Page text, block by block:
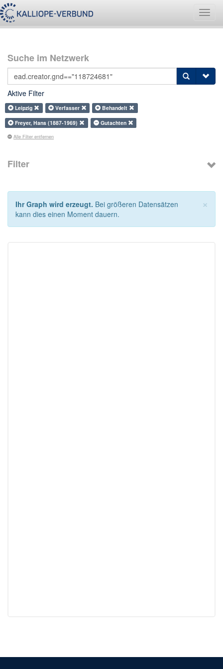
Suche im Netzwerk
Aktive Filter
Leipzig Verfasser
Behandelt
Freyer, Hans (1887-1969)
Gutachten
Alle Filter entfernen
Filter
×
Ihr Graph wird erzeugt. Bei größeren Datensätzen
kann dies einen Moment dauern.